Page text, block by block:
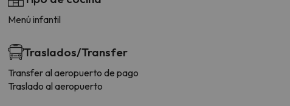
Menú infantil
Traslados/Transfer
Transfer al aeropuerto de pago
Traslado al aeropuerto